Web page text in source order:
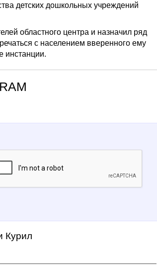
детских дошкольных учреждений
областного центра и назначил ряд
с населением вверенного ему
инстанции.
Курил